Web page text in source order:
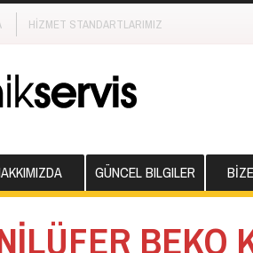
HİZMET STANDARTLARIMIZ
GÜNCEL BILGILER
BEKO